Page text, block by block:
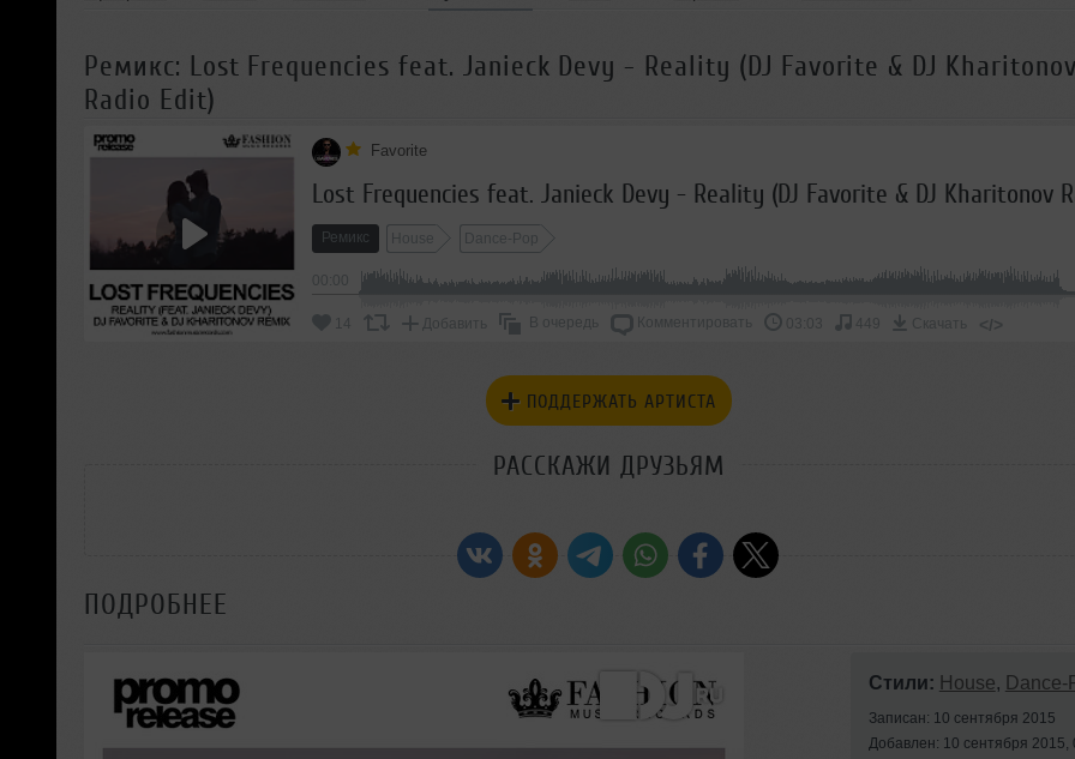
Ремикс: Lost Frequencies feat. Janieck Devy - Reality (DJ Favorite & DJ Kharitonov
Radio Edit)
Favorite
Ремикс House Dance-Pop
Добавить В очередь Комментировать 03:03 449 Скачать </>
ПОДДЕРЖАТЬ АРТИСТА
РАССКАЖИ ДРУЗЬЯМ
ПОДРОБНЕЕ
Стили: House, Dance-
Записан: 10 сентября 2015
Добавлен: 10 сентября 2015,